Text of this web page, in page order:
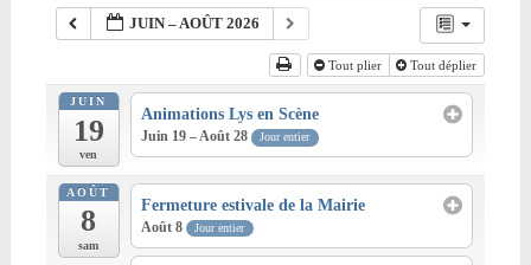
JUIN – AOÛT 2026
Tout plier Tout déplier
JUIN
19
ven
Animations Lys en Scène
Juin 19 – Août 28 Jour entier
AOÛT
8
sam
Fermeture estivale de la Mairie
Août 8 Jour entier